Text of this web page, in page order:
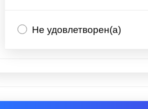
Не удовлетворен(а)